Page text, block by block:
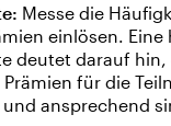
Messe die
einlösen. Eine
deutet darauf hin,
für die
ansprechend